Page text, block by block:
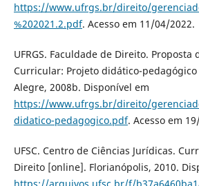
https://www.ufrgs.br/direito/
%202021.2.pdf. Acesso em 11/04/2022.
UFRGS. Faculdade de Direito. Proposta
Curricular: Projeto didático-
Alegre, 2008b. Disponível em
https://www.ufrgs.br/direito/
didatico-pedagogico.pdf. Acesso em
UFSC. Centro de Ciências Jurídicas.
Direito [online]. Florianópolis, 2010.